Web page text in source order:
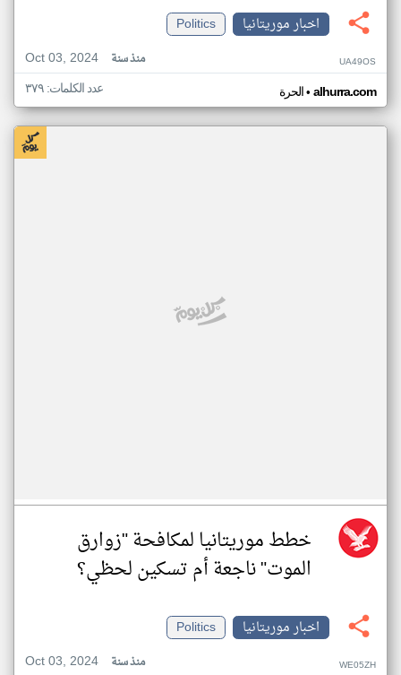
اخبار موريتانيا
Politics
Oct 03, 2024
منذ سنة UA49OS
الحرة• alhurra.com عدد الكلمات: ٣٧٩
خطط موريتانيا لمكافحة "زوارق
الموت" ناجعة أم تسكين لحظي؟
اخبار موريتانيا
Politics
Oct 03, 2024
منذ سنة WE05ZH